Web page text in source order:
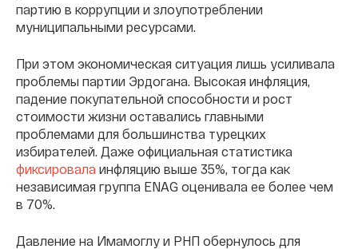
партию в коррупции и злоупотреблении
муниципальными ресурсами.
При этом экономическая ситуация лишь усиливала
проблемы партии Эрдогана. Высокая инфляция,
падение покупательной способности и рост
стоимости жизни оставались главными
проблемами для большинства турецких
избирателей. Даже официальная статистика
фиксировала инфляцию выше 35%, тогда как
независимая группа ENAG оценивала ее более чем
в 70%.
Давление на Имамоглу и РНП обернулось для